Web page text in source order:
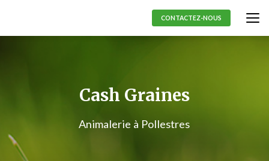
CONTACTEZ-NOUS
Cash Graines
Animalerie à Pollestres